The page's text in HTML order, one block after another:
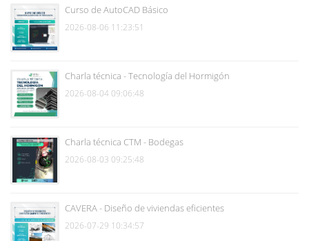
Curso de AutoCAD Básico
2026-08-06 11:23:51
Charla técnica - Tecnología del Hormigón
2026-08-04 09:06:48
Charla técnica CTM - Bodegas
2026-08-03 09:25:48
CAVERA - Diseño de viviendas eficientes
2026-07-29 10:34:57